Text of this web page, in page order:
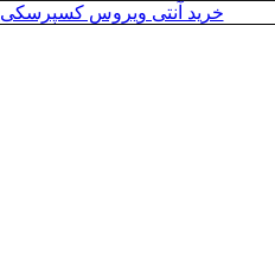
خرید آنتی ویروس کسپرسکی